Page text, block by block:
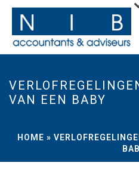
VAN EEN BABY
HOME »